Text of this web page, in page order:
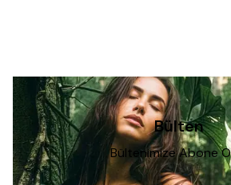
Bülten
Bültenimize Abone